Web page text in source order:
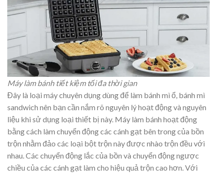
Máy làm bánh tiết kiệm tối đa thời gian
Đây là loại máy chuyên dụng dùng để làm bánh mì ổ, bánh mì
sandwich nên bạn cần nắm rõ nguyên lý hoạt động và nguyên
liệu khi sử dụng loại thiết bị này. Máy làm bánh hoạt động
bằng cách làm chuyển động các cánh gạt bên trong của bồn
trộn nhằm đảo các loại bột trộn này được nhào trộn đều với
nhau. Các chuyển động lắc của bồn và chuyển động ngược
chiều của các cánh gạt làm cho hiệu quả trộn cao hơn. Với